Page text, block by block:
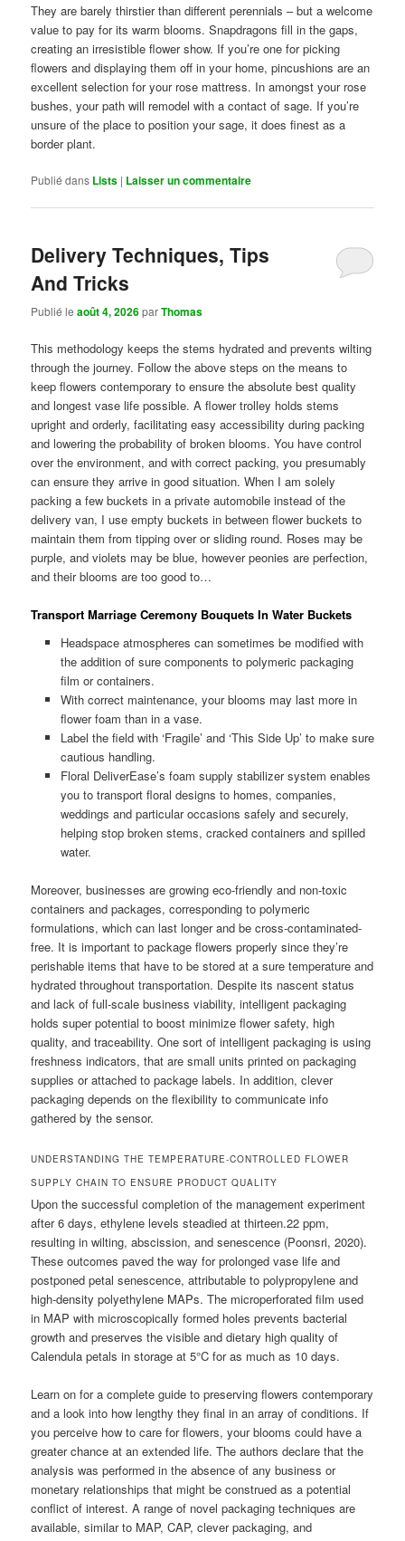
They are barely thirstier than different perennials – but a welcome
value to pay for its warm blooms. Snapdragons fill in the gaps,
creating an irresistible flower show. If you’re one for picking
flowers and displaying them off in your home, pincushions are an
excellent selection for your rose mattress. In amongst your rose
bushes, your path will remodel with a contact of sage. If you’re
unsure of the place to position your sage, it does finest as a
border plant.
Publié dans Lists | Laisser un commentaire
Delivery Techniques, Tips
And Tricks
Publié leaoût 4, 2026parThomas
This methodology keeps the stems hydrated and prevents wilting
through the journey. Follow the above steps on the means to
keep flowers contemporary to ensure the absolute best quality
and longest vase life possible. A flower trolley holds stems
upright and orderly, facilitating easy accessibility during packing
and lowering the probability of broken blooms. You have control
over the environment, and with correct packing, you presumably
can ensure they arrive in good situation. When I am solely
packing a few buckets in a private automobile instead of the
delivery van, I use empty buckets in between flower buckets to
maintain them from tipping over or sliding round. Roses may be
purple, and violets may be blue, however peonies are perfection,
and their blooms are too good to…
Transport Marriage Ceremony Bouquets In Water Buckets
Headspace atmospheres can sometimes be modified with
the addition of sure components to polymeric packaging
film or containers.
With correct maintenance, your blooms may last more in
flower foam than in a vase.
Label the field with ‘Fragile’ and ‘This Side Up’ to make sure
cautious handling.
Floral DeliverEase’s foam supply stabilizer system enables
you to transport floral designs to homes, companies,
weddings and particular occasions safely and securely,
helping stop broken stems, cracked containers and spilled
water.
Moreover, businesses are growing eco-friendly and non-toxic
containers and packages, corresponding to polymeric
formulations, which can last longer and be cross-contaminated-
free. It is important to package flowers properly since they’re
perishable items that have to be stored at a sure temperature and
hydrated throughout transportation. Despite its nascent status
and lack of full-scale business viability, intelligent packaging
holds super potential to boost minimize flower safety, high
quality, and traceability. One sort of intelligent packaging is using
freshness indicators, that are small units printed on packaging
supplies or attached to package labels. In addition, clever
packaging depends on the flexibility to communicate info
gathered by the sensor.
UNDERSTANDING THE TEMPERATURE-CONTROLLED FLOWER
SUPPLY CHAIN TO ENSURE PRODUCT QUALITY
Upon the successful completion of the management experiment
after 6 days, ethylene levels steadied at thirteen.22 ppm,
resulting in wilting, abscission, and senescence (Poonsri, 2020).
These outcomes paved the way for prolonged vase life and
postponed petal senescence, attributable to polypropylene and
high-density polyethylene MAPs. The microperforated film used
in MAP with microscopically formed holes prevents bacterial
growth and preserves the visible and dietary high quality of
Calendula petals in storage at 5°C for as much as 10 days.
Learn on for a complete guide to preserving flowers contemporary
and a look into how lengthy they final in an array of conditions. If
you perceive how to care for flowers, your blooms could have a
greater chance at an extended life. The authors declare that the
analysis was performed in the absence of any business or
monetary relationships that might be construed as a potential
conflict of interest. A range of novel packaging techniques are
available, similar to MAP, CAP, clever packaging, and